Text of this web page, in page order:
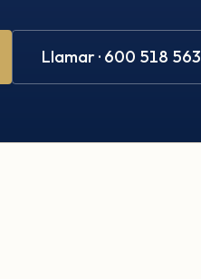
Llamar · 600 518 563